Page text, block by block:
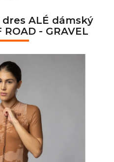
ALÉ dámský
ROAD - GRAVEL